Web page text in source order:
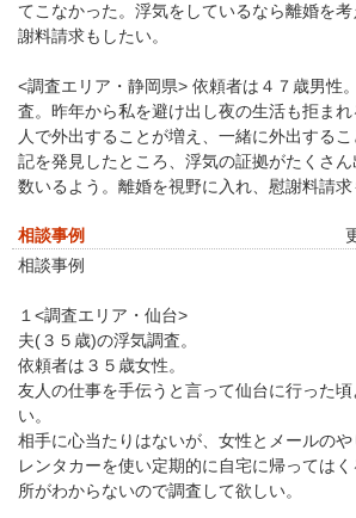
てこなかった。浮気をしているなら離婚を
謝料請求もしたい。
<調査エリア・静岡県> 依頼者は４７歳男性
査。昨年から私を避け出し夜の生活も拒まれ
人で外出することが増え、一緒に外出する
記を発見したところ、浮気の証拠がたくさ
数いるよう。離婚を視野に入れ、慰謝料請求
相談事例
相談事例
１<調査エリア・仙台>
夫(３５歳)の浮気調査。
依頼者は３５歳女性。
友人の仕事を手伝うと言って仙台に行った
い。
相手に心当たりはないが、女性とメールのや
レンタカーを使い定期的に自宅に帰っては
所がわからないので調査して欲しい。